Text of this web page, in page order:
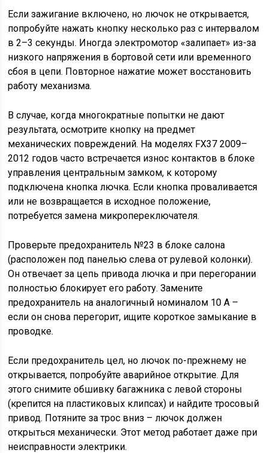
Если зажигание включено, но лючок не открывается,
попробуйте нажать кнопку несколько раз с интервалом
в 2–3 секунды. Иногда электромотор «залипает» из-за
низкого напряжения в бортовой сети или временного
сбоя в цепи. Повторное нажатие может восстановить
работу механизма.
В случае, когда многократные попытки не дают
результата, осмотрите кнопку на предмет
механических повреждений. На моделях FX37 2009–
2012 годов часто встречается износ контактов в блоке
управления центральным замком, к которому
подключена кнопка лючка. Если кнопка проваливается
или не возвращается в исходное положение,
потребуется замена микропереключателя.
Проверьте предохранитель №23 в блоке салона
(расположен под панелью слева от рулевой колонки).
Он отвечает за цепь привода лючка и при перегорании
полностью блокирует его работу. Замените
предохранитель на аналогичный номиналом 10 А –
если он снова перегорит, ищите короткое замыкание в
проводке.
Если предохранитель цел, но лючок по-прежнему не
открывается, попробуйте аварийное открытие. Для
этого снимите обшивку багажника с левой стороны
(крепится на пластиковых клипсах) и найдите тросовый
привод. Потяните за трос вниз – лючок должен
открыться механически. Этот метод работает даже при
неисправности электрики.